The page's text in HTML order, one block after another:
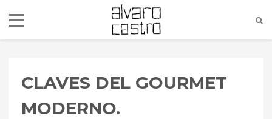
CLAVES DEL GOURMET
MODERNO.